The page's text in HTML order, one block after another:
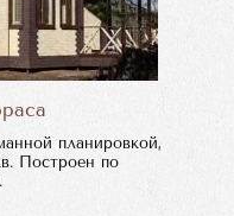
планировкой,
Построен по